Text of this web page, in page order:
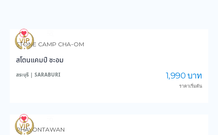
119
STONE CAMP CHA-OM
สโตนแคมป์ ชะอม
สระบุรี | SARABURI 1,990 บาท
ราคาเริ่มต้น
235
PHAYONTAWAN